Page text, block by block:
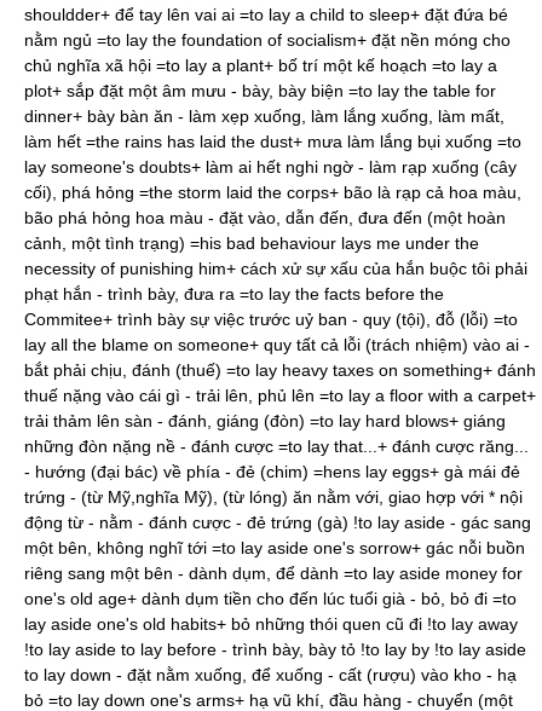
shouldder+ để tay lên vai ai =to lay a child to sleep+ đặt đứa bé
nằm ngủ =to lay the foundation of socialism+ đặt nền móng cho
chủ nghĩa xã hội =to lay a plant+ bố trí một kế hoạch =to lay a
plot+ sắp đặt một âm mưu - bày, bày biện =to lay the table for
dinner+ bày bàn ăn - làm xẹp xuống, làm lắng xuống, làm mất,
làm hết =the rains has laid the dust+ mưa làm lắng bụi xuống =to
lay someone's doubts+ làm ai hết nghi ngờ - làm rạp xuống (cây
cối), phá hỏng =the storm laid the corps+ bão là rạp cả hoa màu,
bão phá hỏng hoa màu - đặt vào, dẫn đến, đưa đến (một hoàn
cảnh, một tình trạng) =his bad behaviour lays me under the
necessity of punishing him+ cách xử sự xấu của hắn buộc tôi phải
phạt hắn - trình bày, đưa ra =to lay the facts before the
Commitee+ trình bày sự việc trước uỷ ban - quy (tội), đỗ (lỗi) =to
lay all the blame on someone+ quy tất cả lỗi (trách nhiệm) vào ai -
bắt phải chịu, đánh (thuế) =to lay heavy taxes on something+ đánh
thuế nặng vào cái gì - trải lên, phủ lên =to lay a floor with a carpet+
trải thảm lên sàn - đánh, giáng (đòn) =to lay hard blows+ giáng
những đòn nặng nề - đánh cược =to lay that...+ đánh cược răng...
- hướng (đại bác) về phía - đẻ (chim) =hens lay eggs+ gà mái đẻ
trứng - (từ Mỹ,nghĩa Mỹ), (từ lóng) ăn nằm với, giao hợp với * nội
động từ - nằm - đánh cược - đẻ trứng (gà) !to lay aside - gác sang
một bên, không nghĩ tới =to lay aside one's sorrow+ gác nỗi buồn
riêng sang một bên - dành dụm, để dành =to lay aside money for
one's old age+ dành dụm tiền cho đến lúc tuổi già - bỏ, bỏ đi =to
lay aside one's old habits+ bỏ những thói quen cũ đi !to lay away
!to lay aside to lay before - trình bày, bày tỏ !to lay by !to lay aside
to lay down - đặt nằm xuống, để xuống - cất (rượu) vào kho - hạ
bỏ =to lay down one's arms+ hạ vũ khí, đầu hàng - chuyển (một